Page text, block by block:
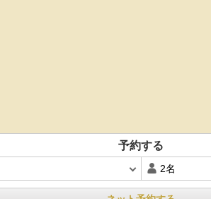
予約する